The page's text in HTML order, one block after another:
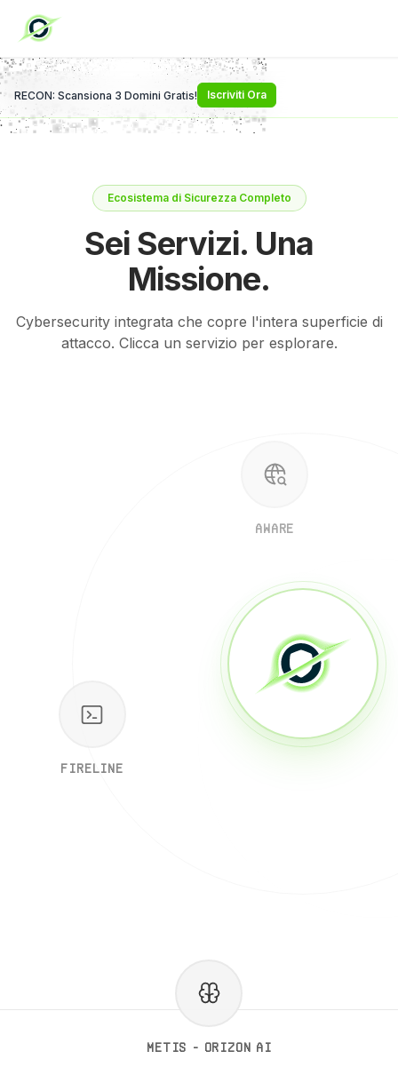
RECON: Scansiona 3 Domini Gratis! Iscriviti Ora
Ecosistema di Sicurezza Completo
Sei Servizi. Una
Missione.
Cybersecurity integrata che copre l'intera superficie di
attacco. Clicca un servizio per esplorare.
METIS - ORIZON AI
FIRELINE
AWARE